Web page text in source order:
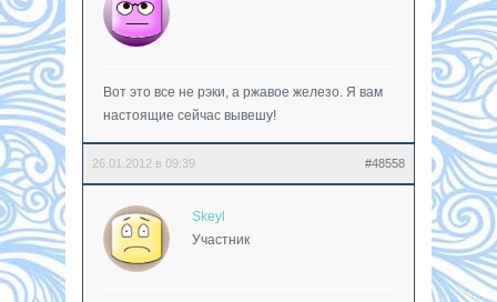
Вот это все не рэки, а ржавое железо. Я вам
настоящие сейчас вывешу!
26.01.2012 в 09:39 #48558
Skeyl
Участник